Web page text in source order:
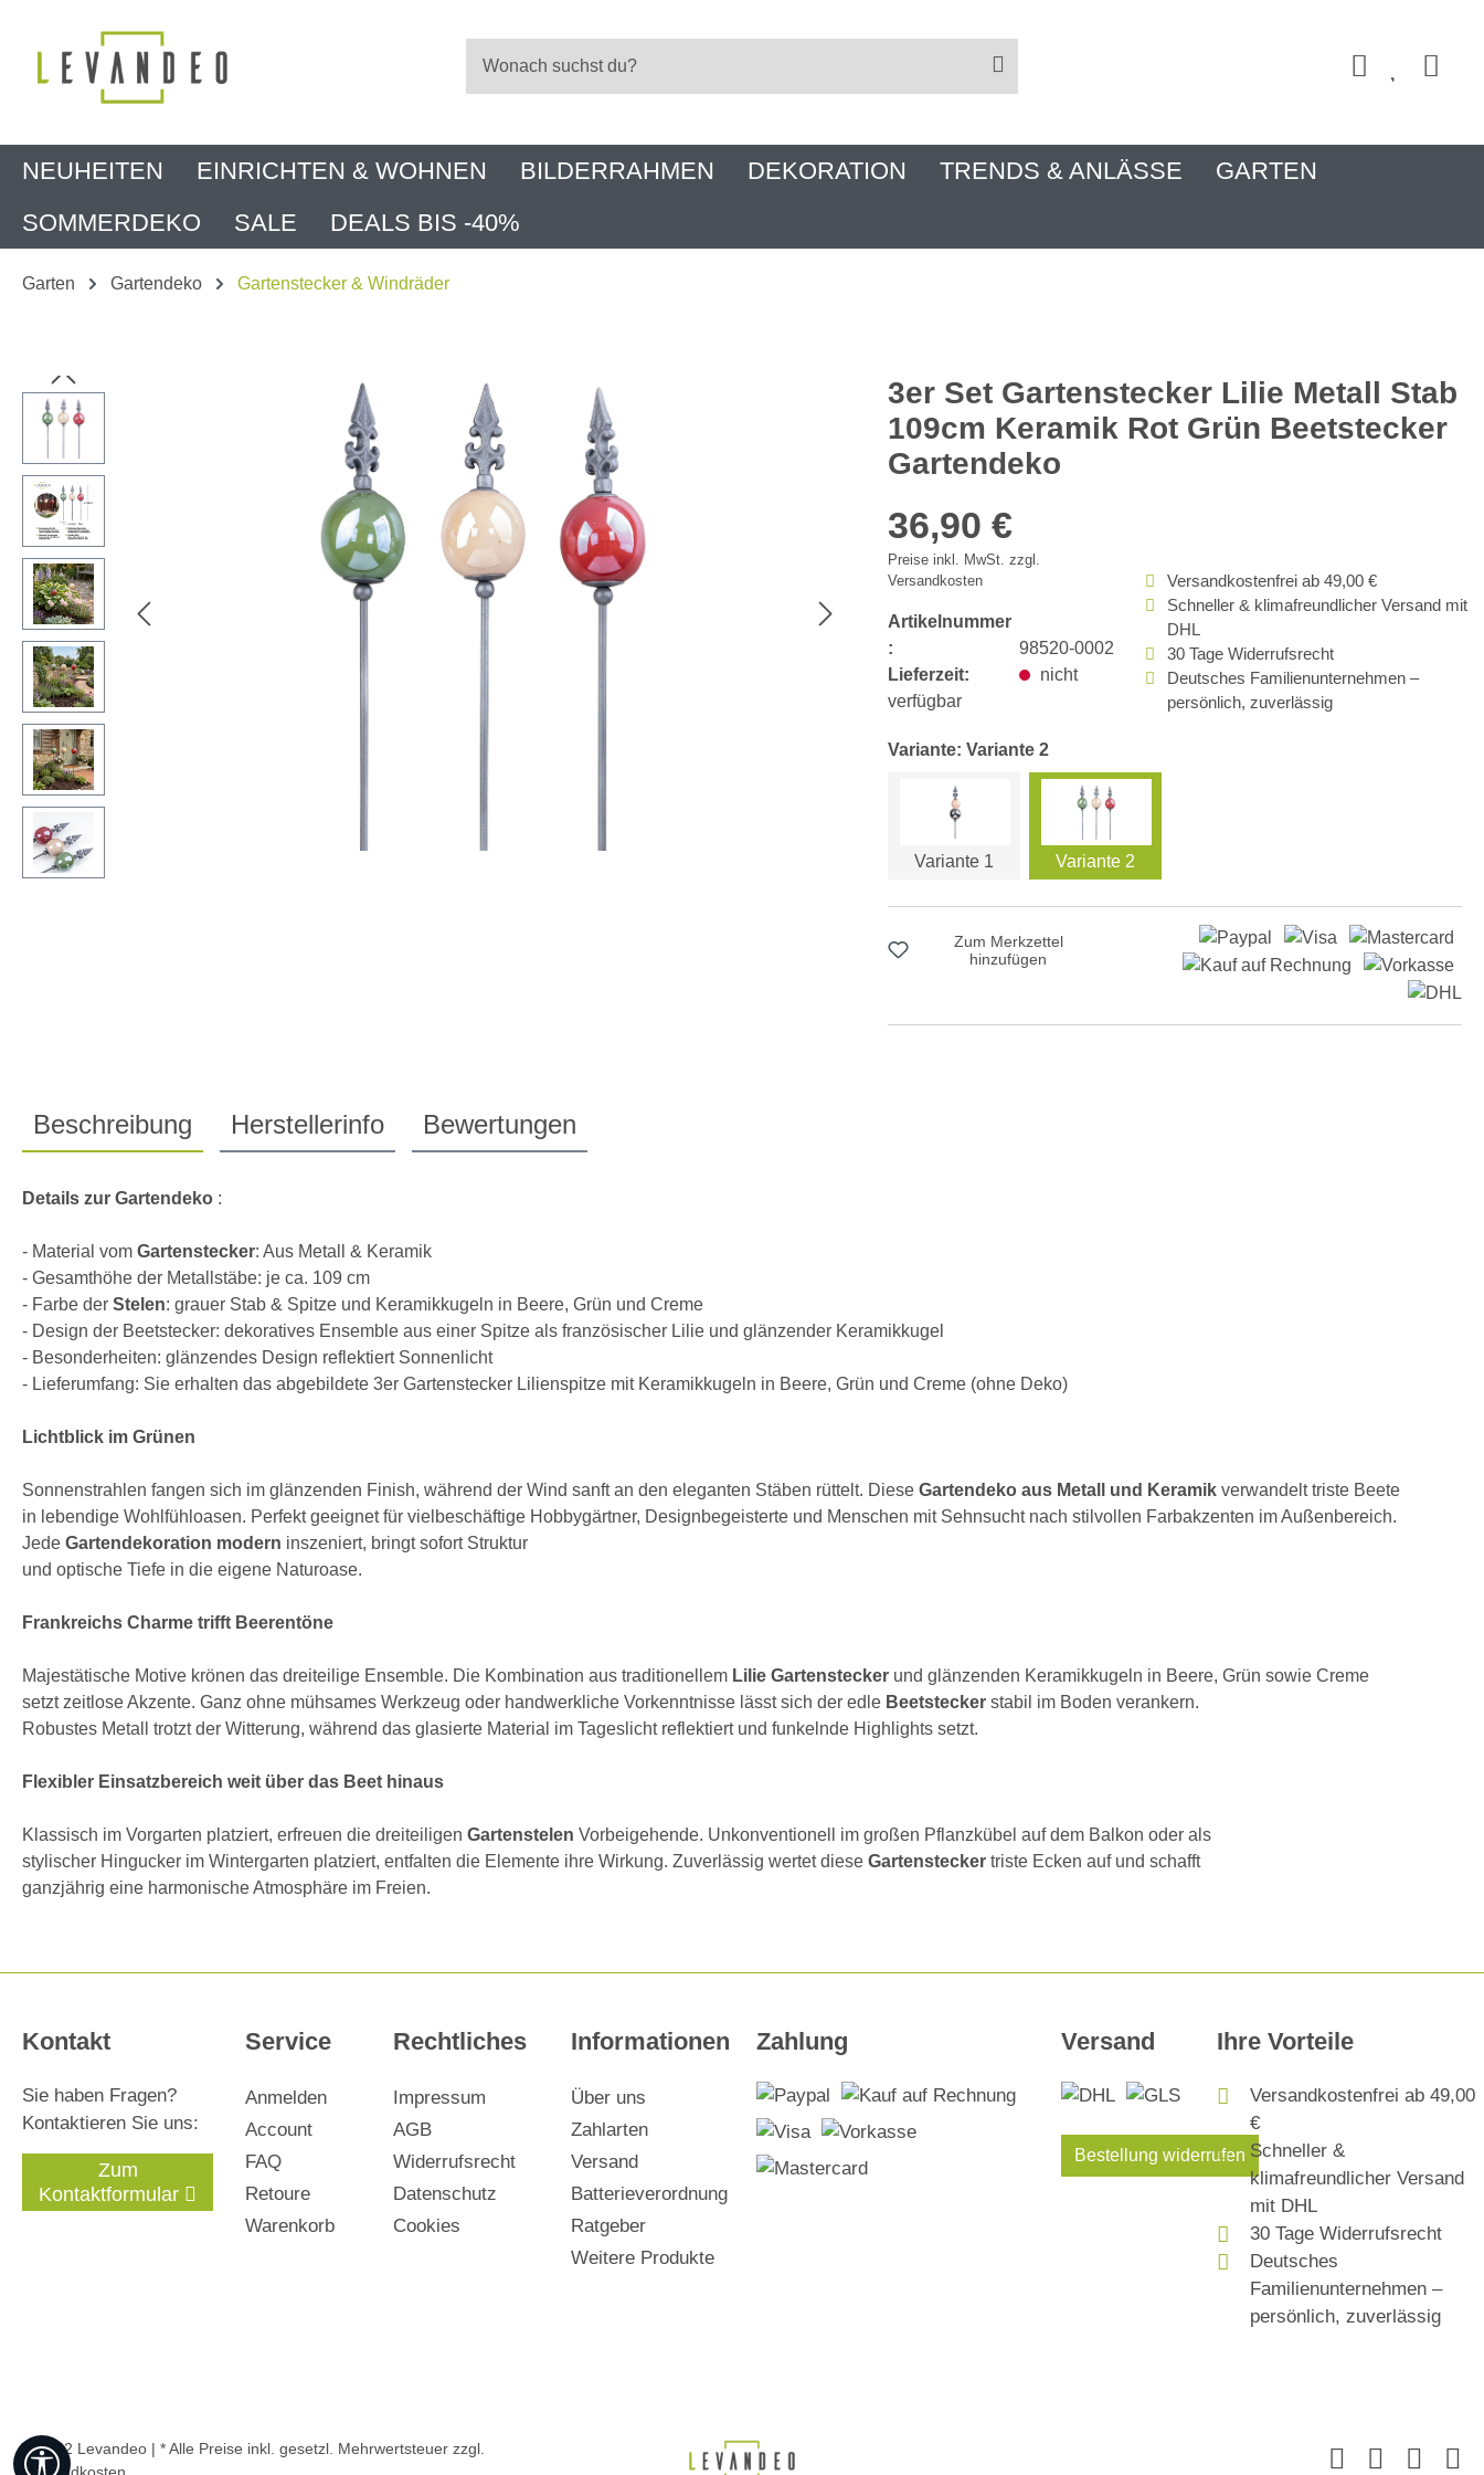
NEUHEITEN EINRICHTEN & WOHNEN BILDERRAHMEN DEKORATION TRENDS & ANLÄSSE
GARTEN
SOMMERDEKO
SALE DEALS BIS -40%
Garten Gartendeko Gartenstecker & Windräder
Bildergalerie überspringen
3er Set Gartenstecker Lilie Metall Stab
109cm Keramik Rot Grün Beetstecker
Gartendeko
36,90 €
Preise inkl. MwSt. zzgl.
Versandkosten
Artikelnummer
:
98520-0002
Lieferzeit:
nicht
verfügbar
Versandkostenfrei ab 49,00 €
Schneller & klimafreundlicher Versand mit
DHL
30 Tage Widerrufsrecht
Deutsches Familienunternehmen –
persönlich, zuverlässig
Variante: Variante 2
Variante 1 Variante 2
Zum Merkzettel
hinzufügen
Beschreibung Herstellerinfo Bewertungen
Details zur Gartendeko :
- Material vom Gartenstecker: Aus Metall & Keramik
- Gesamthöhe der Metallstäbe: je ca. 109 cm
- Farbe der Stelen: grauer Stab & Spitze und Keramikkugeln in Beere, Grün und Creme
- Design der Beetstecker: dekoratives Ensemble aus einer Spitze als französischer Lilie und glänzender Keramikkugel
- Besonderheiten: glänzendes Design reflektiert Sonnenlicht
- Lieferumfang: Sie erhalten das abgebildete 3er Gartenstecker Lilienspitze mit Keramikkugeln in Beere, Grün und Creme (ohne Deko)
Lichtblick im Grünen
Sonnenstrahlen fangen sich im glänzenden Finish, während der Wind sanft an den eleganten Stäben rüttelt. Diese Gartendeko aus Metall und Keramik verwandelt triste Beete
in lebendige Wohlfühloasen. Perfekt geeignet für vielbeschäftige Hobbygärtner, Designbegeisterte und Menschen mit Sehnsucht nach stilvollen Farbakzenten im Außenbereich.
Jede Gartendekoration modern inszeniert, bringt sofort Struktur
und optische Tiefe in die eigene Naturoase.
Frankreichs Charme trifft Beerentöne
Majestätische Motive krönen das dreiteilige Ensemble. Die Kombination aus traditionellem Lilie Gartenstecker und glänzenden Keramikkugeln in Beere, Grün sowie Creme
setzt zeitlose Akzente. Ganz ohne mühsames Werkzeug oder handwerkliche Vorkenntnisse lässt sich der edle Beetstecker stabil im Boden verankern.
Robustes Metall trotzt der Witterung, während das glasierte Material im Tageslicht reflektiert und funkelnde Highlights setzt.
Flexibler Einsatzbereich weit über das Beet hinaus
Klassisch im Vorgarten platziert, erfreuen die dreiteiligen Gartenstelen Vorbeigehende. Unkonventionell im großen Pflanzkübel auf dem Balkon oder als
stylischer Hingucker im Wintergarten platziert, entfalten die Elemente ihre Wirkung. Zuverlässig wertet diese Gartenstecker triste Ecken auf und schafft
ganzjährig eine harmonische Atmosphäre im Freien.
Kontakt
Sie haben Fragen?
Kontaktieren Sie uns:
Zum
Kontaktformular
Service
Anmelden
Account
FAQ
Retoure
Warenkorb
Rechtliches
Impressum
AGB
Widerrufsrecht
Datenschutz
Cookies
Informationen
Über uns
Zahlarten
Versand
Batterieverordnung
Ratgeber
Weitere Produkte
Zahlung Versand
Bestellung widerrufen
Ihre Vorteile
Versandkostenfrei ab 49,00
€
Schneller &
klimafreundlicher Versand
mit DHL
30 Tage Widerrufsrecht
Deutsches
Familienunternehmen –
persönlich, zuverlässig
© 2022 Levandeo | * Alle Preise inkl. gesetzl. Mehrwertsteuer zzgl.
Werkzeugleiste anzeigen